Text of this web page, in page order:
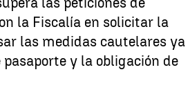
la Fiscalía en solicitar la
las medidas cautelares ya
y la obligación de